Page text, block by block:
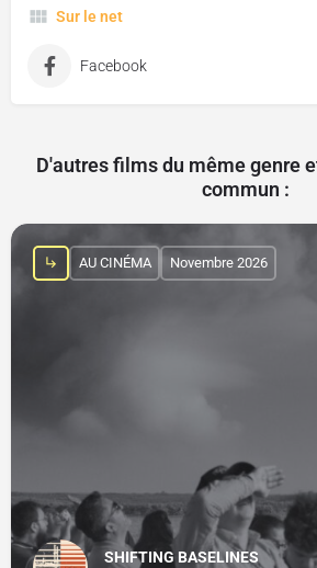
Sur le net
Facebook
D'autres films du même genre
commun :
SHIFTING BASELINES
AU CINÉMA Novembre 2026